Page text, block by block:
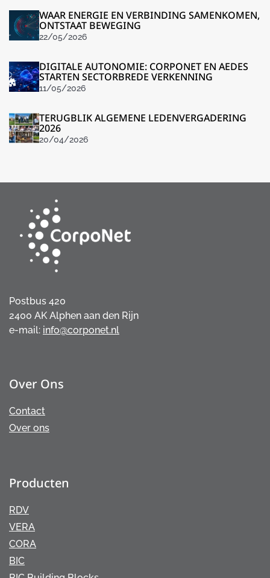
WAAR ENERGIE EN VERBINDING SAMENKOMEN,
ONTSTAAT BEWEGING
22/05/2026
DIGITALE AUTONOMIE: CORPONET EN AEDES
STARTEN SECTORBREDE VERKENNING
11/05/2026
TERUGBLIK ALGEMENE LEDENVERGADERING
2026
20/04/2026
Postbus 420
2400 AK Alphen aan den Rijn
e-mail: info@corponet.nl
Over Ons
Contact
Over ons
Producten
RDV
VERA
CORA
BIC